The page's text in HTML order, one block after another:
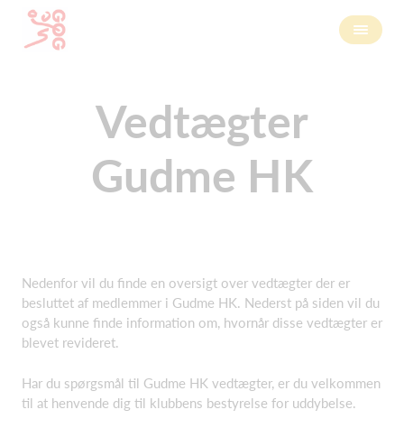
Vedtægter
Gudme HK
Nedenfor vil du finde en oversigt over vedtægter der er
besluttet af medlemmer i Gudme HK. Nederst på siden vil du
også kunne finde information om, hvornår disse vedtægter er
blevet revideret.
Har du spørgsmål til Gudme HK vedtægter, er du velkommen
til at henvende dig til klubbens bestyrelse for uddybelse.